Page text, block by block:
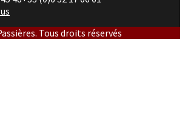
Tous droits réservés